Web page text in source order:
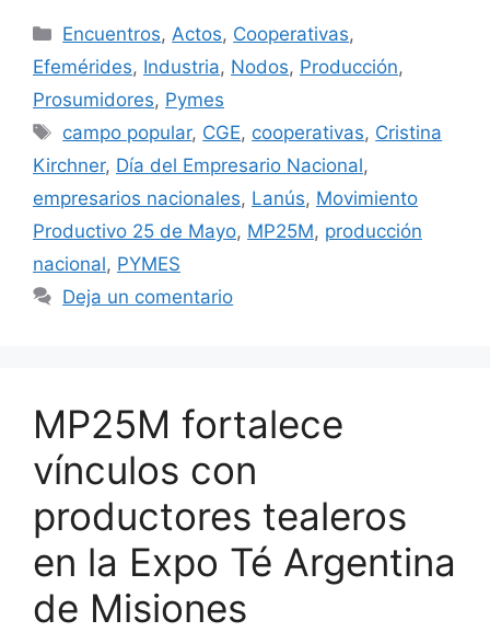
Encuentros, Actos, Cooperativas,
Efemérides, Industria, Nodos, Producción,
Prosumidores, Pymes
campo popular, CGE, cooperativas, Cristina
Kirchner, Día del Empresario Nacional,
empresarios nacionales, Lanús, Movimiento
Productivo 25 de Mayo, MP25M, producción
nacional, PYMES
Deja un comentario
MP25M fortalece
vínculos con
productores tealeros
en la Expo Té Argentina
de Misiones